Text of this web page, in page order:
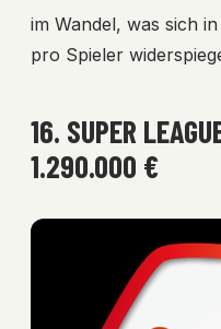
im Wandel, was sich
pro Spieler
16. SUPER
1.290.000 €